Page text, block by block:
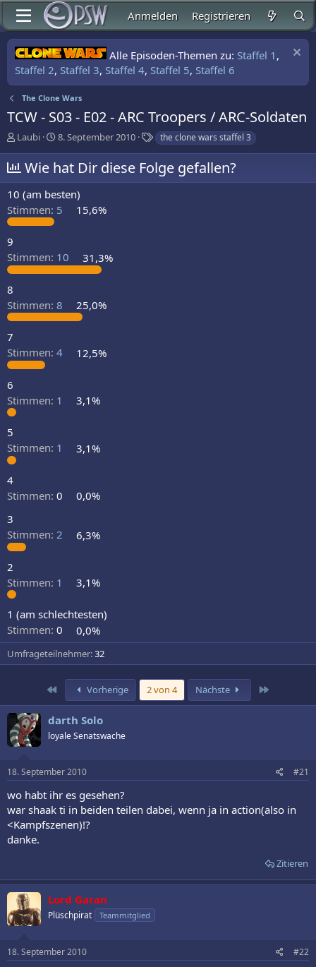
Anmelden Registrieren
Alle Episoden-Themen zu: Staffel 1 ,
Staffel 2, Staffel 3, Staffel 4, Staffel 5, Staffel 6
The Clone Wars
TCW - S03 - E02 - ARC Troopers / ARC-Soldaten
E
s
t
e
l
l
e
Laubi
E
t
e
l
l
8. September 2010
S
h
l
a
the clone wars staffel 3
Wie hat Dir diese Folge gefallen?
10 (am besten)
Stimmen: 5 15,6%
9
Stimmen: 10 31,3%
8
Stimmen: 8 25,0%
7
Stimmen: 4 12,5%
6
Stimmen: 1 3,1%
5
Stimmen: 1 3,1%
4
Stimmen: 0
0,0%
3
Stimmen: 2 6,3%
2
Stimmen: 1 3,1%
1 (am schlechtesten)
Stimmen: 0 0,0%
Umfrageteilnehmer 32
Erste Vorherige 2 von 4 Nächste
darth Solo
loyale Senatswache
18. September 2010 #21
wo habt ihr es gesehen?
war shaak ti in beiden teilen dabei, wenn ja in action(also in
<Kampfszenen)!?
danke.
Zitieren
Lord Garan
Plüschpirat Teammitglied
18. September 2010 #22